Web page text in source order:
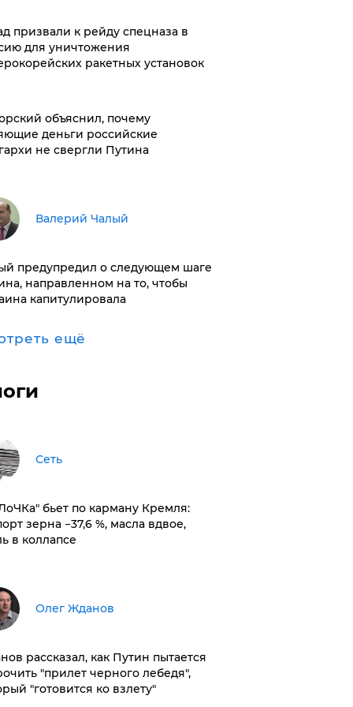
призвали к рейду спецназа в
для уничтожения
ракетных установок
объяснил, почему
деньги российские
не свергли Путина
Валерий Чалый
предупредил о следующем шаге
направленном на то, чтобы
капитулировала
ещё
Сеть
бьет по карману Кремля:
зерна −37,6 %, масла вдвое,
в коллапсе
Олег Жданов
рассказал, как Путин пытается
"прилет черного лебедя",
"готовится ко взлету"